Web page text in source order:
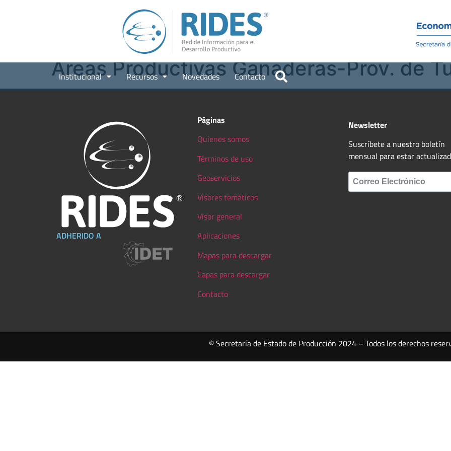
Institucional Recursos Novedades Contacto
Áreas Productivas Ganaderas-Prov. de
ADHERIDO A
Páginas
Quienes somos
Términos de uso
Geoservicios
Visores temáticos
Visor general
Aplicaciones
Mapas para descargar
Capas para descargar
Contacto
Newsletter
Suscríbete a nuestro boletín
mensual para estar
© Secretaría de Estado de Producción 2024 – Todos los derechos